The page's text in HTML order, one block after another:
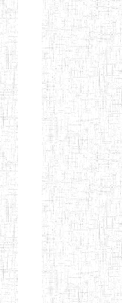
FIERTE
ENIEG TAGA
ENIET
SIANTOU
ENIEG PRIVEE
GOLDEN
ENIEG
BILINGUE LE
GRAND
ENIEG
BILINGUE
VIVA
EDUCATION